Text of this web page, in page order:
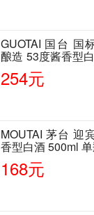
GUOTAI 国台 国
酿造 53度酱香型
单瓶装
254元
MOUTAI 茅台 迎
香型白酒 500ml
168元